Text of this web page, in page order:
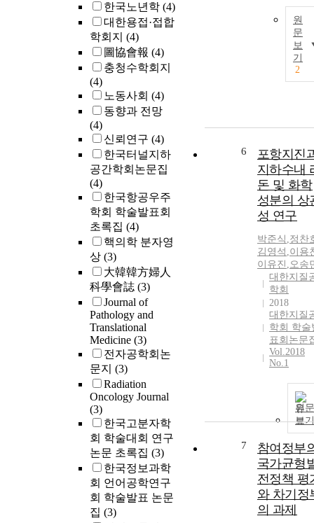
한국노년학 (4)
대한용접·접합
학회지 (4)
圖協會報 (4)
충청수학회지
(4)
노동사회 (4)
동향과 전망
(4)
신뢰연구 (4)
한국터널지하
공간학회논문집
(4)
한국항공우주
학회 학술발표회
초록집 (4)
핵의학 분자영
상 (3)
大韓韓方婦人
科學會誌 (3)
Journal of
Pathology and
Translational
Medicine (3)
전자공학회논
문지 (3)
Radiation
Oncology Journal
(3)
한국고분자학
회 학술대회 연구
논문 초록집 (3)
한국정보과학
회 언어공학연구
회 학술발표 논문
집 (3)
from seven
KGOG sites.
study included
patients with
ovarian cancer
least 2
courses of
platinum-
containing
therapy and
a PARPi.
Mucinous
histology type
was excluded.
Patients who
responded to
last platinum
regimen (either
complete or
partial
were eligible
participate in
this study.
four patients
be recruited.
enrolled
are treated
niraparib and
bevacizumab
maintenance
every 3
until age 24
months.
failure was
defined as
at 24 months.
analysis,
for-gestational
age (SGA) and
extremely low
birth weight
were
The growth
patterns based
on the Korean,
World Health
Organization
(WHO), or
Centers for
Disease
and Prevention
were serially
compared over
time. Results:
age (PCA) 40
weeks, 47
and 45 infants
(55%) showed
growth failure
원
문
보
기
2
6
포항지진
지하수내
돈 및 화학
성분의 상
성 연구
박준식 ,정찬
김영석 ,이용
이유진 ,오송
대한지질
학회
2018
대한지질
학회 학술
표회논문
Vol.2018
No.1
원문
보기
7
참여정부
국가균형
전정책 평
와 차기정
의 과제